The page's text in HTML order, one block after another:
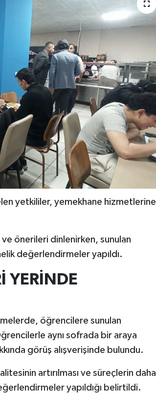
yetkililer, yemekhane hizmetlerine
önerileri dinlenirken, sunulan
değerlendirmeler yapıldı.
YERİNDE
öğrencilere sunulan
aynı sofrada bir araya
görüş alışverişinde bulundu.
artırılması ve süreçlerin daha
yapıldığı belirtildi.